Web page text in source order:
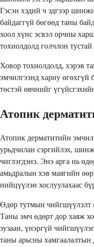
Гэсэн хэдий ч эдгээр
байдаггүй бөгөөд таны
хоол хүнс эсвэл орчны
тохиолдолд голчлон тустай
Ховор тохиолдолд, хэрэв
эмчилгээнд хариу өгөхгүй
төстэй өвчнийг
Атопик
Атопик дерматитийн
урьдчилан сэргийлэх,
чиглэгдэнэ. Энэ арга нь
амьдралын хэв маягийн
нийцүүлэн хослуулахаас
Өдөр тутмын чийгшүүлэлт
Таны эмч өдөрт дор хаяж
зузаан, үнэргүй
таны арьсны хамгаалалтын